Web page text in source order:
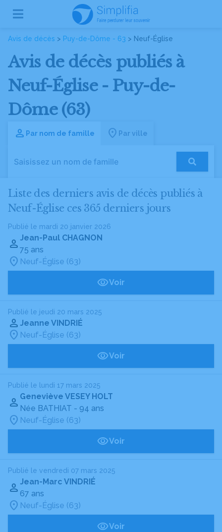
Avis de décès > Puy-de-Dôme - 63 > Neuf-Église
Avis de décès publiés à
Neuf-Église - Puy-de-
Dôme (63)
Par nom de famille Par ville
Liste des derniers avis de décès publiés à
Neuf-Église ces 365 derniers jours
Publié le mardi 20 janvier 2026
Jean-Paul CHAGNON
75 ans
Neuf-Église (63)
Voir
Publié le jeudi 20 mars 2025
Jeanne VINDRIÉ
Neuf-Église (63)
Voir
Publié le lundi 17 mars 2025
Geneviève VESEY HOLT
Née BATHIAT - 94 ans
Neuf-Église (63)
Voir
Publié le vendredi 07 mars 2025
Jean-Marc VINDRIÉ
67 ans
Neuf-Église (63)
Voir